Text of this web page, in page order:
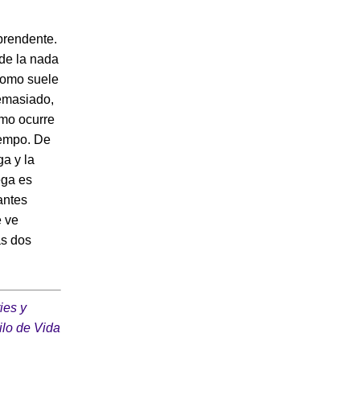
la nada
suele
ocurre
De
y la
es
ve
dos
y
de Vida